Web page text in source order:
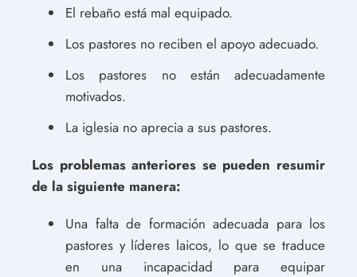
El rebaño está mal equipado.
Los pastores no reciben el apoyo adecuado.
Los pastores no están adecuadamente
motivados.
La iglesia no aprecia a sus pastores.
Los problemas anteriores se pueden resumir
de la siguiente manera:
Una falta de formación adecuada para los
pastores y líderes laicos, lo que se traduce
en una incapacidad para equipar